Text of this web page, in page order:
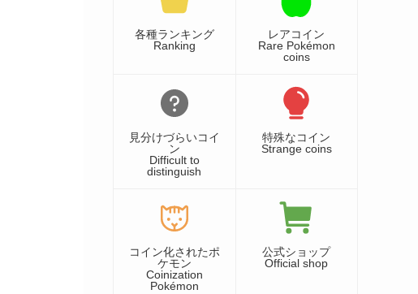
各種ランキング
Ranking
レアコイン
Rare Pokémon
coins
見分けづらいコイ
ン
Difficult to
distinguish
特殊なコイン
Strange coins
コイン化されたポ
ケモン
Coinization
Pokémon
公式ショップ
Official shop